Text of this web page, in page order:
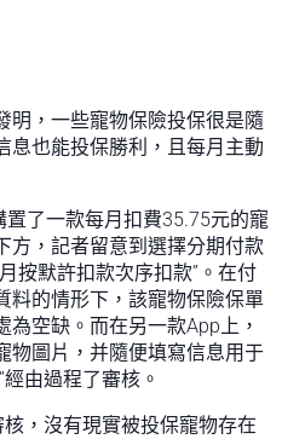
明，一些寵物保險投保很是隨
息也能投保勝利，且每月主動
了一款每月扣費35.75元的寵
方，記者留意到選擇分期付款
按默許扣款次序扣款”。在付
料的情形下，該寵物保險保單
為空缺。而在另一款App上，
物圖片，并隨便填寫信息用于
由過程了審核。
核，沒有現實被投保寵物存在